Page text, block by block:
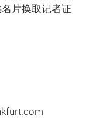
片换取记者证